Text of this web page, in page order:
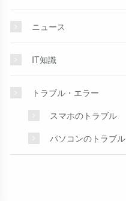
ニュース
IT知識
トラブル・エラー
スマホのトラブル
パソコンのトラブル